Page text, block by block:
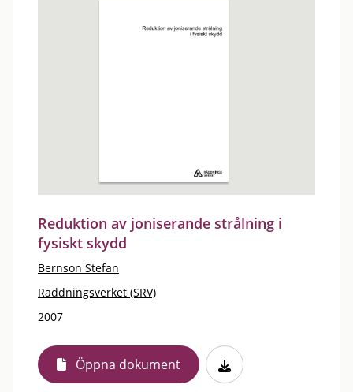
Reduktion av joniserande strålning i
fysiskt skydd
Bernson Stefan
Räddningsverket (SRV)
2007
Öppna dokument